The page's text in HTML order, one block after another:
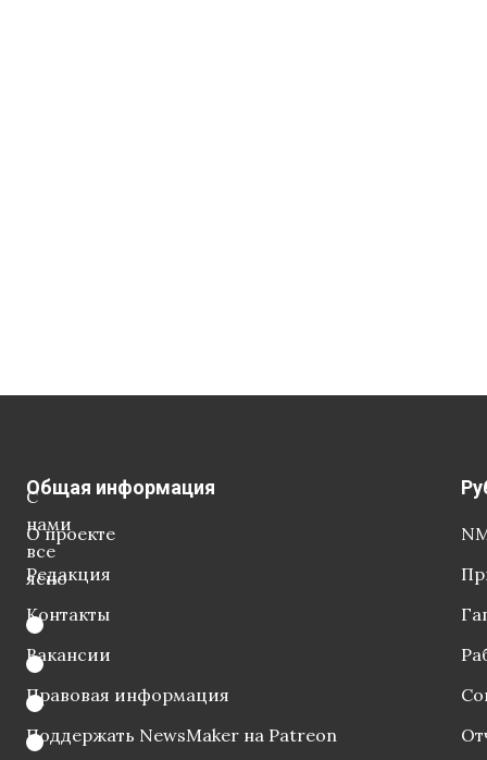
С
нами
все
ясно
Общая информация
О проекте
Редакция
Контакты
Вакансии
Правовая информация
Поддержать NewsMaker на Patreon